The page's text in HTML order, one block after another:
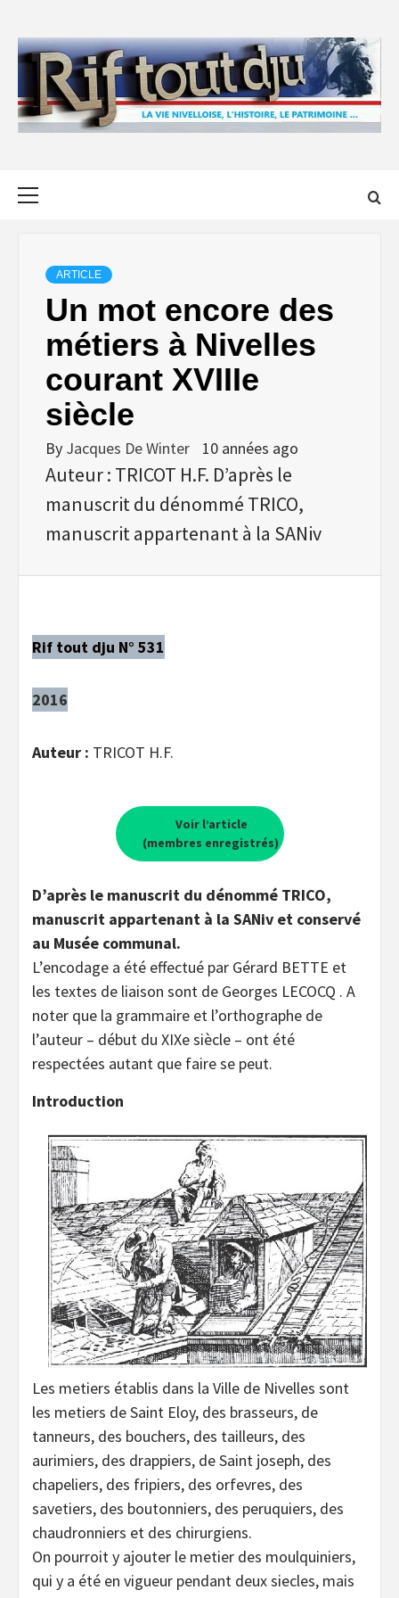
content
ARTICLE
Un mot encore des
métiers à Nivelles
courant XVIIIe
siècle
By Jacques De Winter 10 années ago
Auteur : TRICOT H.F. D’après le
manuscrit du dénommé TRICO,
manuscrit appartenant à la SANiv
Rif tout dju N° 531
2016
Auteur : TRICOT H.F.
Voir l’article
(membres enregistrés)
D’après le manuscrit du dénommé TRICO,
manuscrit appartenant à la SANiv et conservé
au Musée communal.
L’encodage a été effectué par Gérard BETTE et
les textes de liaison sont de Georges LECOCQ . A
noter que la grammaire et l’orthographe de
l’auteur – début du XIXe siècle – ont été
respectées autant que faire se peut.
Introduction
Les metiers établis dans la Ville de Nivelles sont
les metiers de Saint Eloy, des brasseurs, de
tanneurs, des bouchers, des tailleurs, des
aurimiers, des drappiers, de Saint joseph, des
chapeliers, des fripiers, des orfevres, des
savetiers, des boutonniers, des peruquiers, des
chaudronniers et des chirurgiens.
On pourroit y ajouter le metier des moulquiniers,
qui y a été en vigueur pendant deux siecles, mais